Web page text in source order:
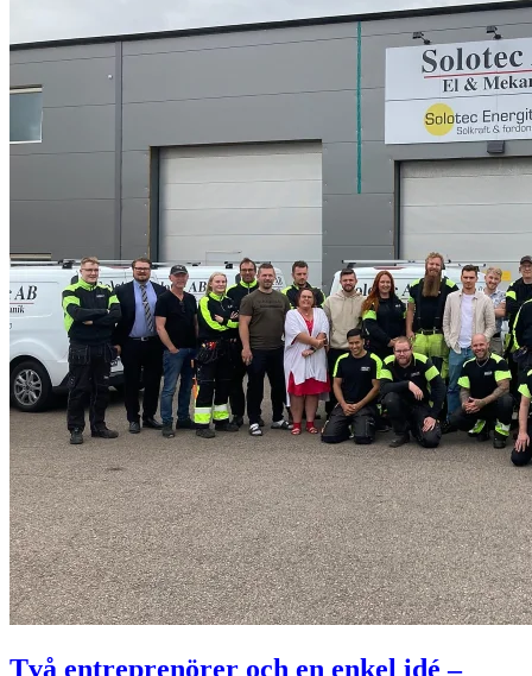
Två entreprenörer och en enkel idé –